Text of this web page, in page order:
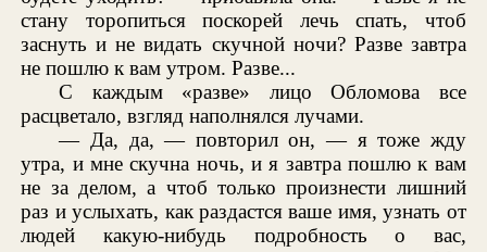
стану торопиться поскорей лечь спать, чтоб
заснуть и не видать скучной ночи? Разве завтра
не пошлю к вам утром. Разве...
С каждым «разве» лицо Обломова все
расцветало, взгляд наполнялся лучами.
— Да, да, — повторил он, — я тоже жду
утра, и мне скучна ночь, и я завтра пошлю к вам
не за делом, а чтоб только произнести лишний
раз и услыхать, как раздастся ваше имя, узнать от
людей какую-нибудь подробность о вас,